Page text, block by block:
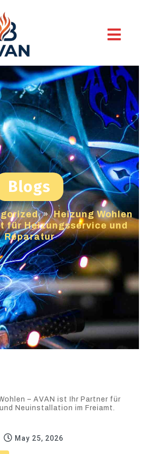
Blogs
» Heizung Wohlen
für Heizungsservice und
Reparatur
– AVAN ist Ihr Partner für
Neuinstallation im Freiamt.
May 25, 2026